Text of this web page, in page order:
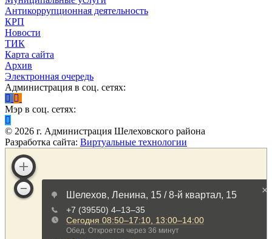
Антикоррупционная деятельность
КРП
Новости
ТИК
Карта сайта
Архив
Электронная очередь
Администрация в соц. сетях:
Мэр в соц. сетях:
© 2026 г. Администрация Шелеховского района
Разработка сайта: Виртуальные технологии